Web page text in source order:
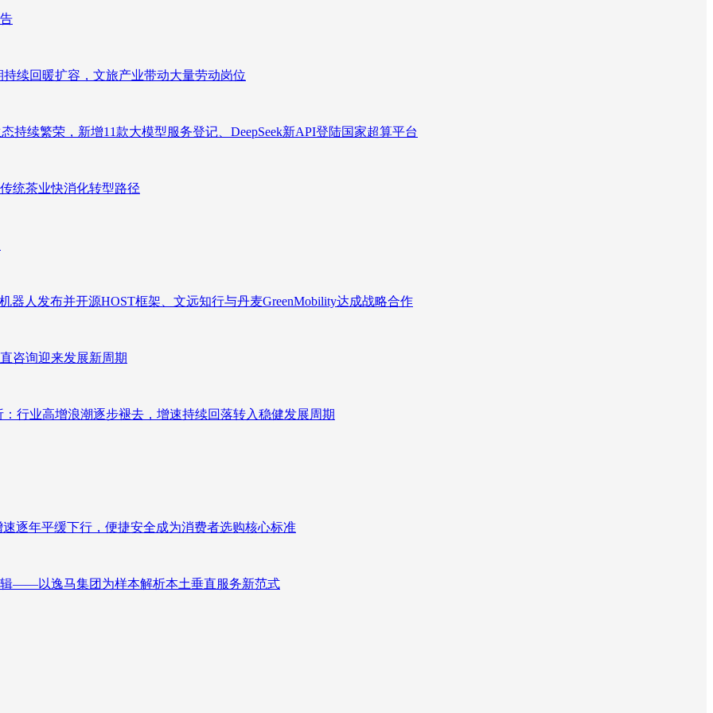
续回暖扩容，文旅产业带动大量劳动岗位
续繁荣，新增11款大模型服务登记、DeepSeek新API登陆国家超算平台
统茶业快消化转型路径
器人发布并开源HOST框架、文远知行与丹麦GreenMobility达成战略合作
咨询迎来发展新周期
行业高增浪潮逐步褪去，增速持续回落转入稳健发展周期
逐年平缓下行，便捷安全成为消费者选购核心标准
——以逸马集团为样本解析本土垂直服务新范式